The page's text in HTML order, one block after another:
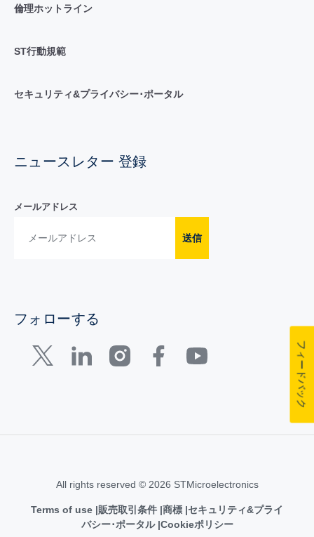
倫理ホットライン
ST行動規範
セキュリティ&プライバシー･ポータル
ニュースレター 登録
メールアドレス
送信
フォローする
All rights reserved © 2026 STMicroelectronics
Terms of use 販売取引条件 商標 セキュリティ&プライ
バシー･ポータル Cookieポリシー
フィードバック